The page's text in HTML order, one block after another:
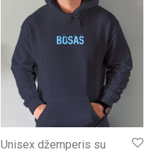
Unisex džemperis su